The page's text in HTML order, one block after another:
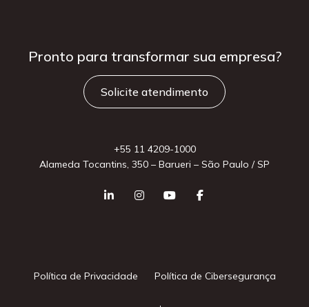
Pronto para transformar sua empresa?
Solicite atendimento
+55 11 4209-1000
Alameda Tocantins, 350 – Barueri – São Paulo / SP
Política de Privacidade Política de Cibersegurança